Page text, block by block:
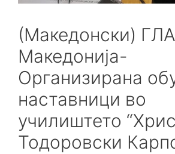
(Македонски)
Македонија-
Организирана
наставници во
училиштето
Тодоровски